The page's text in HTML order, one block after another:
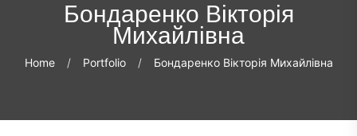
Бондаренко Вікторія
Михайлівна
Home Portfolio Бондаренко Вікторія Михайлівна